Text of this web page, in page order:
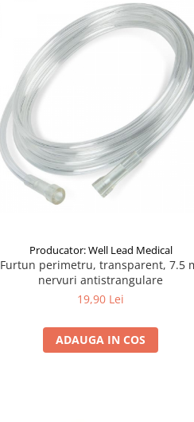
Producator: Well Lead Medical
Furtun perimetru, transparent, 7.5
nervuri antistrangulare
19,90 Lei
ADAUGA IN COS